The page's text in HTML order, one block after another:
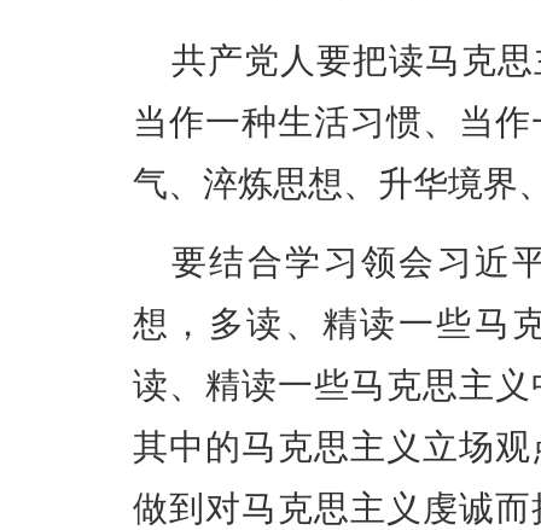
共产党人要把读马克
当作一种生活习惯、当
气、淬炼思想、升华境界
要结合学习领会习近
想，多读、精读一些马
读、精读一些马克思主
其中的马克思主义立场
做到对马克思主义虔诚